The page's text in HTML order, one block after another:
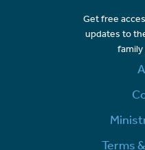
Get free
updates to
family
Terms